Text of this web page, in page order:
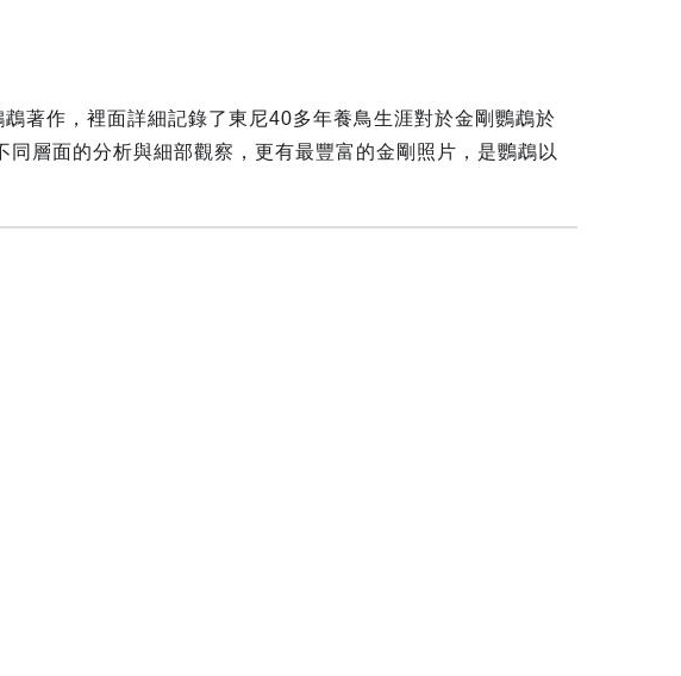
著作，裡面詳細記錄了東尼40多年養鳥生涯對於金剛鸚鵡於
層面的分析與細部觀察，更有最豐富的金剛照片，是鸚鵡以